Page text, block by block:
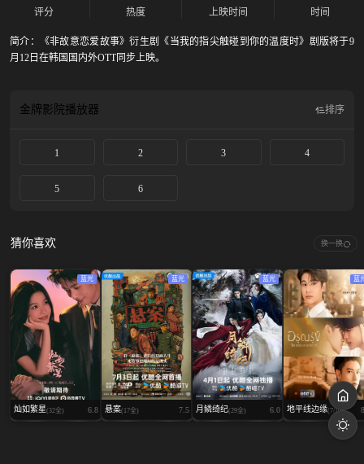
评分 热度
上映时间
时间
简介：
《非故意恋爱故事》衍生剧《当我的指尖触碰到你的温度时》剧版将于9
月12日在韩国国内外OTT同步上映。
金牌影院播放器 排序
1 2 3 4
5 6
猜你喜欢 换一换
蓝光
灿如繁星(32全) 6.8
蓝光
悬案(17全) 7.5
蓝光
月鳞绮纪(29全) 6.0
蓝
地平线边缘(7/10)